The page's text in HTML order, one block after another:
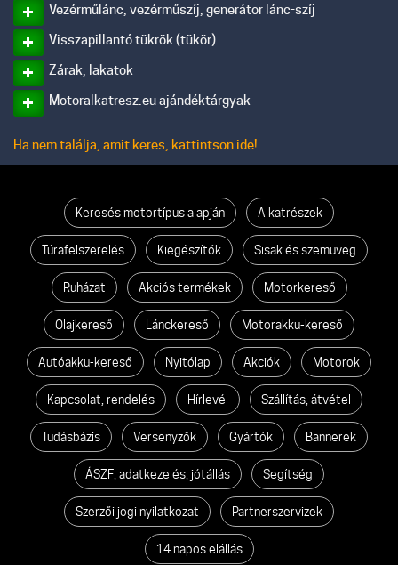
Vezérműlánc, vezérműszíj, generátor lánc-szíj
Visszapillantó tükrök (tükör)
Zárak, lakatok
Motoralkatresz.eu ajándéktárgyak
Ha nem találja, amit keres, kattintson ide!
Keresés motortípus alapján Alkatrészek
Túrafelszerelés Kiegészítők Sisak és szemüveg
Ruházat Akciós termékek Motorkereső
Olajkereső Lánckereső Motorakku-kereső
Autóakku-kereső Nyitólap Akciók Motorok
Kapcsolat, rendelés Hírlevél Szállítás, átvétel
Tudásbázis Versenyzők Gyártók Bannerek
ÁSZF, adatkezelés, jótállás Segítség
Szerzői jogi nyilatkozat Partnerszervizek
14 napos elállás